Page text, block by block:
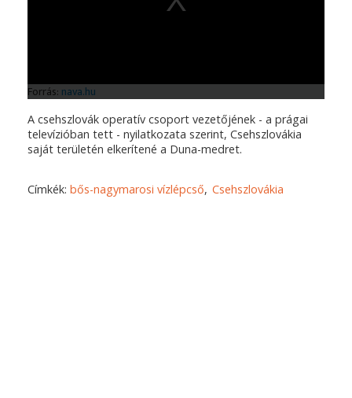
A csehszlovák operatív csoport vezetőjének - a prágai
televízióban tett - nyilatkozata szerint, Csehszlovákia
saját területén elkerítené a Duna-medret.
Címkék: bős-nagymarosi vízlépcső Csehszlovákia